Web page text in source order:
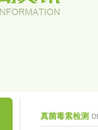
真菌毒素检测